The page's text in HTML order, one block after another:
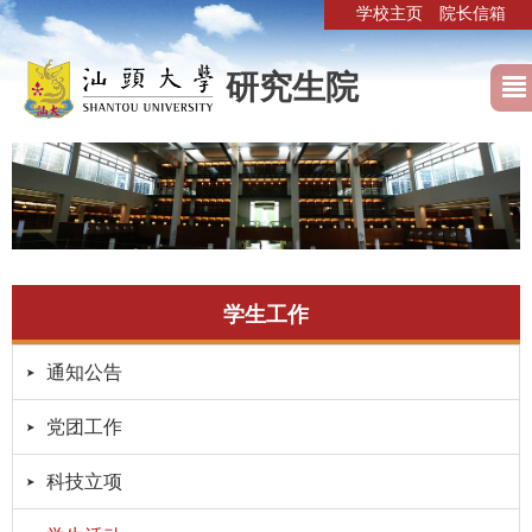
学校主页 院长信箱
研究生院
学生工作
通知公告
党团工作
科技立项